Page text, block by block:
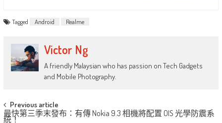
Tagged Android Realme
Victor Ng
A friendly Malaysian who has passion on Tech Gadgets
and Mobile Photography.
Post
Previous article
最快第三季末發布：有傳 Nokia 9.3 相機將配置 OIS 光學防震系
統！